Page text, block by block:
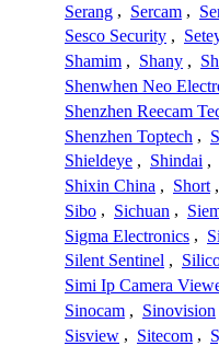
Serang , Sercam ,
Sesco Security ,
Shamim , Shany ,
Shenwhen Neo
Shenzhen Reecam
Shenzhen Toptech ,
Shieldeye , Shindai ,
Shixin China , Short ,
Sibo , Sichuan ,
Sigma Electronics ,
Silent Sentinel ,
Simi Ip Camera
Sinocam , Sinovision
Sisview , Sitecom ,